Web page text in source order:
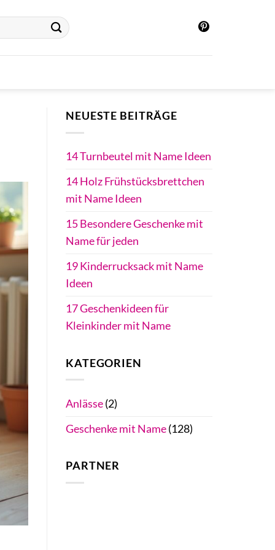
NEUESTE BEITRÄGE
14 Turnbeutel mit Name Ideen
14 Holz Frühstücksbrettchen
mit Name Ideen
15 Besondere Geschenke mit
Name für jeden
19 Kinderrucksack mit Name
Ideen
17 Geschenkideen für
Kleinkinder mit Name
KATEGORIEN
Anlässe(2)
Geschenke mit Name(128)
PARTNER